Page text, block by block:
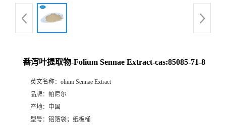
厅番泻叶提取物-Folium Sennae Extract-cas:85085-71-8
英文名称： olium Sennae Extract
品牌： 帕尼尔
产地： 中国
型号： 铝箔袋；纸板桶